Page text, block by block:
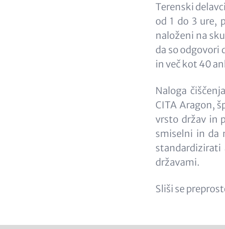
Terenski
od 1 do 3 ure,
naloženi na
da so odgovori
in več kot 40
Naloga
CITA Aragon,
vrsto držav in
smiselni in da
državami.
Sliši se